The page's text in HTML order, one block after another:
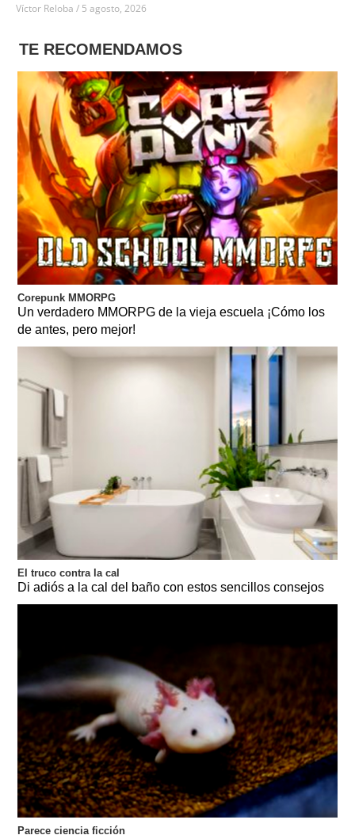
Víctor Reloba 5 agosto, 2026
TE RECOMENDAMOS
Corepunk MMORPG
Un verdadero MMORPG de la vieja escuela ¡Cómo los
de antes, pero mejor!
El truco contra la cal
Di adiós a la cal del baño con estos sencillos consejos
Parece ciencia ficción